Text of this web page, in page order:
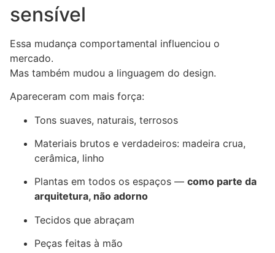
sensível
Essa mudança comportamental influenciou o
mercado.
Mas também mudou a linguagem do design.
Apareceram com mais força:
Tons suaves, naturais, terrosos
Materiais brutos e verdadeiros: madeira crua,
cerâmica, linho
Plantas em todos os espaços — como parte da
arquitetura, não adorno
Tecidos que abraçam
Peças feitas à mão